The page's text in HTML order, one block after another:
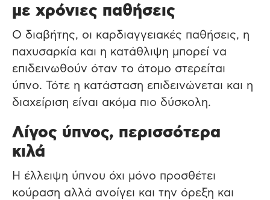
με χρόνιες παθήσεις
Ο διαβήτης, οι καρδιαγγειακές παθήσεις, η
παχυσαρκία και η κατάθλιψη μπορεί να
επιδεινωθούν όταν το άτομο στερείται
ύπνο. Τότε η κατάσταση επιδεινώνεται και η
διαχείριση είναι ακόμα πιο δύσκολη.
Λίγος ύπνος, περισσότερα
κιλά
Η έλλειψη ύπνου όχι μόνο προσθέτει
κούραση αλλά ανοίγει και την όρεξη και